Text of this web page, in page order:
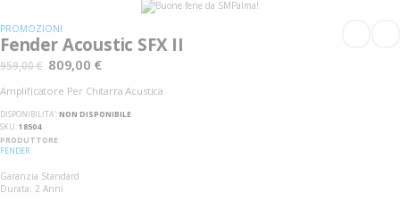
galleria
di
immagini
galleria
di
immagini
PROMOZIONI
Fender Acoustic SFX II
959,00 € 809,00 €
Amplificatore Per Chitarra Acustica
DISPONIBILITA':NON DISPONIBILE
SKU 18504
PRODUTTORE
FENDER
Garanzia Standard
Durata: 2 Anni